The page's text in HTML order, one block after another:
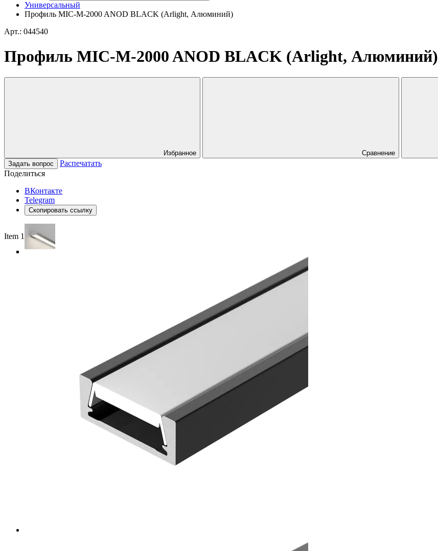
Универсальный
Профиль MIC-M-2000 ANOD BLACK (Arlight, Алюминий)
Арт.: 044540
Профиль MIC-M-2000 ANOD BLACK (Arlight, Алюминий)
Избранное Сравнение
Задать вопрос
Распечатать
Поделиться
ВКонтакте
Telegram
Скопировать ссылку
Item 1 of 5